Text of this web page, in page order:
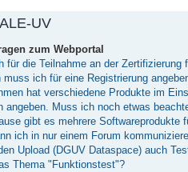
UV
zum Webportal
für die Teilnahme an der
muss ich für eine Registrierung
hat verschiedene Produkte im
angeben. Muss ich noch etwas
gibt es mehrere
ich in nur einem Forum
Upload (DGUV Dataspace) auch
Thema "Funktionstest"?